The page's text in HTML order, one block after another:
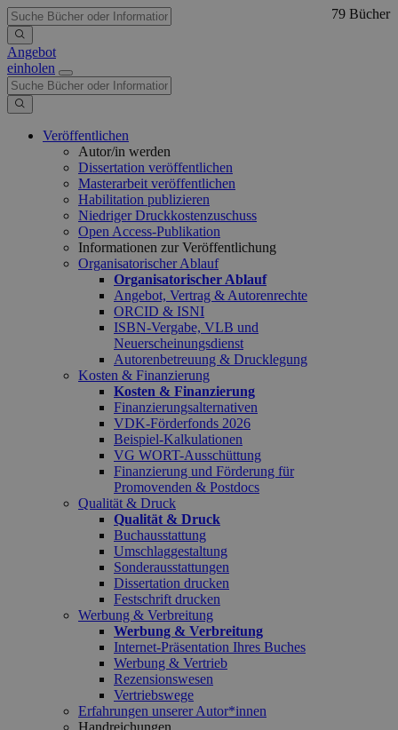
Angebot
einholen
Veröffentlichen
Autor/in werden
Dissertation veröffentlichen
Masterarbeit veröffentlichen
Habilitation publizieren
Niedriger Druckkostenzuschuss
Open Access-Publikation
Informationen zur Veröffentlichung
Organisatorischer Ablauf
Organisatorischer Ablauf
Angebot, Vertrag & Autorenrechte
ORCID & ISNI
ISBN-Vergabe, VLB und
Neuerscheinungsdienst
Autorenbetreuung & Drucklegung
Kosten & Finanzierung
Kosten & Finanzierung
Finanzierungsalternativen
VDK-Förderfonds 2026
Beispiel-Kalkulationen
VG WORT-Ausschüttung
Finanzierung und Förderung für
Promovenden & Postdocs
Qualität & Druck
Qualität & Druck
Buchausstattung
Umschlaggestaltung
Sonderausstattungen
Dissertation drucken
Festschrift drucken
Werbung & Verbreitung
Werbung & Verbreitung
Internet-Präsentation Ihres Buches
Werbung & Vertrieb
Rezensionswesen
Vertriebswege
Erfahrungen unserer Autor*innen
Handreichungen
79 Bücher